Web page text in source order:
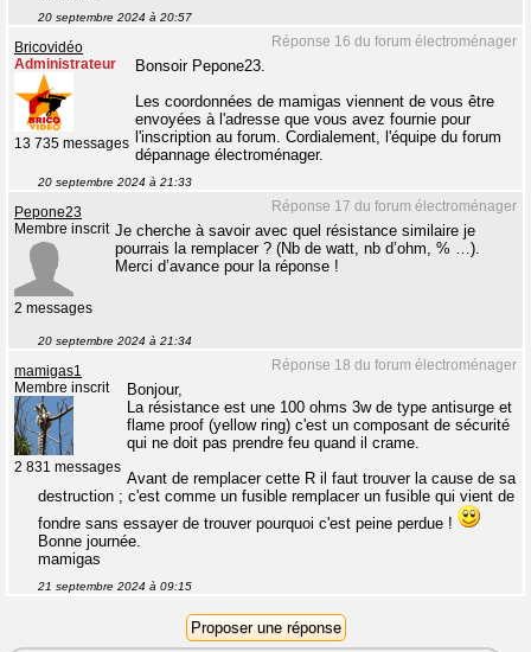
20 septembre 2024 à 20:57
Réponse 16 du forum électroménager
Bricovidéo
Administrateur
13 735 messages
Bonsoir Pepone23.
Les coordonnées de mamigas viennent de vous être
envoyées à l'adresse que vous avez fournie pour
l'inscription au forum. Cordialement, l'équipe du forum
dépannage électroménager.
20 septembre 2024 à 21:33
Réponse 17 du forum électroménager
Pepone23
Membre inscrit
2 messages
Je cherche à savoir avec quel résistance similaire je
pourrais la remplacer ? (Nb de watt, nb d’ohm, % …).
Merci d’avance pour la réponse !
20 septembre 2024 à 21:34
Réponse 18 du forum électroménager
mamigas1
Membre inscrit
2 831 messages
Bonjour,
La résistance est une 100 ohms 3w de type antisurge et
flame proof (yellow ring) c'est un composant de sécurité
qui ne doit pas prendre feu quand il crame.
Avant de remplacer cette R il faut trouver la cause de sa
destruction ; c'est comme un fusible remplacer un fusible qui vient de
fondre sans essayer de trouver pourquoi c'est peine perdue !
Bonne journée.
mamigas
21 septembre 2024 à 09:15